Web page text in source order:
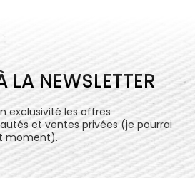
LA NEWSLETTER
exclusivité les offres
et ventes privées (je pourrai
moment).